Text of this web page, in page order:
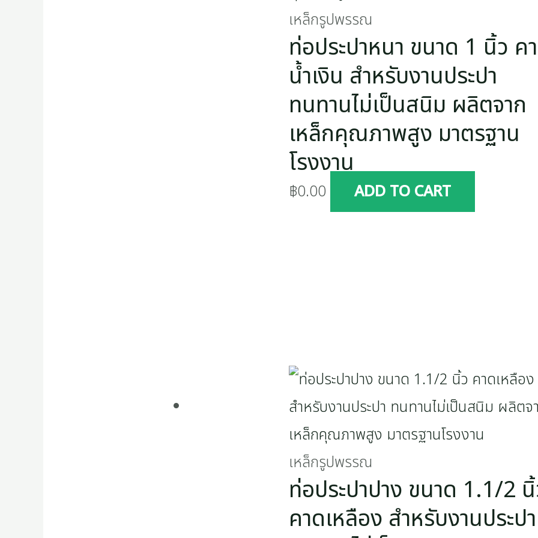
เหล็กรูปพรรณ
ท่อประปาหนา ขนาด 1 นิ้ว ค
น้ำเงิน สำหรับงานประปา
ทนทานไม่เป็นสนิม ผลิตจาก
เหล็กคุณภาพสูง มาตรฐาน
โรงงาน
฿0.00 ADD TO CART
เหล็กรูปพรรณ
ท่อประปาปาง ขนาด 1.1/2
คาดเหลือง สำหรับงานประปา